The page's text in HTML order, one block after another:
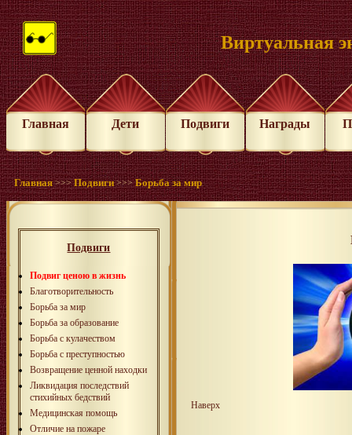
Виртуальная
Главная Дети Подвиги Награды
Главная >>>Подвиги >>>Борьба за мир
Подвиги
Подвиг ценою в жизнь
Благотворительность
Борьба за мир
Борьба за образование
Борьба с кулачеством
Борьба с преступностью
Возвращение ценной находки
Ликвидация последствий
стихийных бедствий
Медицинская помощь
Отличие на пожаре
Наверх